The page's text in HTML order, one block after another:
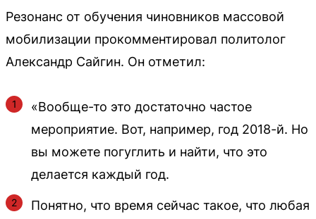
Резонанс от обучения чиновников массовой
мобилизации прокомментировал политолог
Александр Сайгин. Он отметил:
«Вообще-то это достаточно частое
мероприятие. Вот, например, год 2018-й. Но
вы можете погуглить и найти, что это
делается каждый год.
Понятно, что время сейчас такое, что любая